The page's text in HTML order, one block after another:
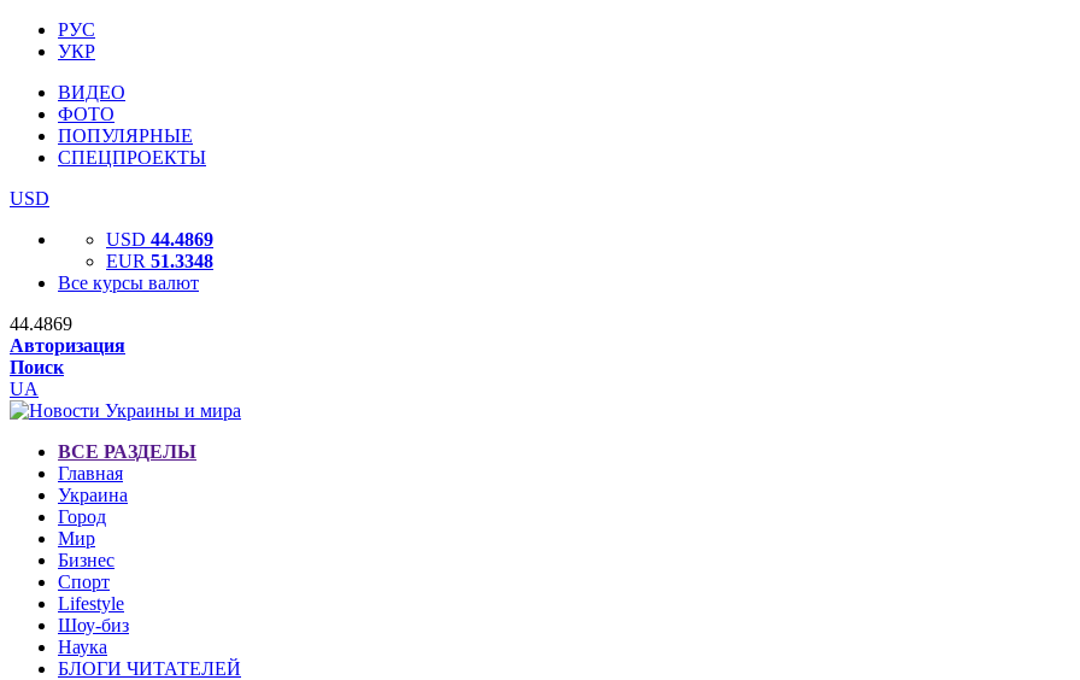
РУС
УКР
ВИДЕО
ФОТО
ПОПУЛЯРНЫЕ
СПЕЦПРОЕКТЫ
USD
USD 44.4869
EUR 51.3348
Все курсы валют
44.4869
Авторизация
Поиск
UA
ВСЕ РАЗДЕЛЫ
Главная
Украина
Город
Мир
Бизнес
Спорт
Lifestyle
Шоу-биз
Наука
БЛОГИ ЧИТАТЕЛЕЙ